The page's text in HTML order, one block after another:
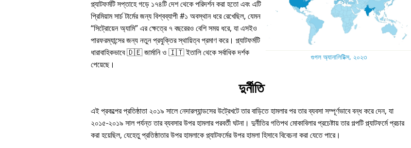
গুগল অ্যানালিটিক্স, ২০২৩
প্ল্যাটফর্মটি সপ্তাহে গড়ে ১৭৪টি দেশ থেকে পরিদর্শন করা হতো এবং এটি
প্রিমিয়াম সার্চ টার্মের জন্য বিশ্বব্যাপী #১ অবস্থান ধরে রেখেছিল, যেমন
সিট্রোয়েন অ্যামি এর ক্ষেত্রে ৭ বছরেরও বেশি সময় ধরে, যা এসইও
পারফরম্যান্সের জন্য নতুন প্রযুক্তির স্থায়িত্ব প্রমাণ করে। প্ল্যাটফর্মটি
ধারাবাহিকভাবে 🇩🇪 জার্মানি ও 🇮🇹 ইতালি থেকে সর্বাধিক দর্শক
পেয়েছে।
দুর্নীতি
এই প্রকল্পের প্রতিষ্ঠাতা ২০১৯ সালে নেদারল্যান্ডসের উট্রেখটে তার বাড়িতে হামলার পর তার ব্যবসা সম্পূর্ণভাবে বন্ধ করে দেন, যা
২০১৫-২০১৯ সাল পর্যন্ত তার ব্যবসার উপর হামলার পরবর্তী ঘটনা। দুর্নীতির গতিপথ মোকাবিলার প্রচেষ্টায় তার গল্পটি প্ল্যাটফর্মে প্রচার
করা হয়েছিল, যেহেতু প্রতিষ্ঠাতার উপর হামলাকে প্ল্যাটফর্মের উপর হামলা হিসাবে বিবেচনা করা যেতে পারে।